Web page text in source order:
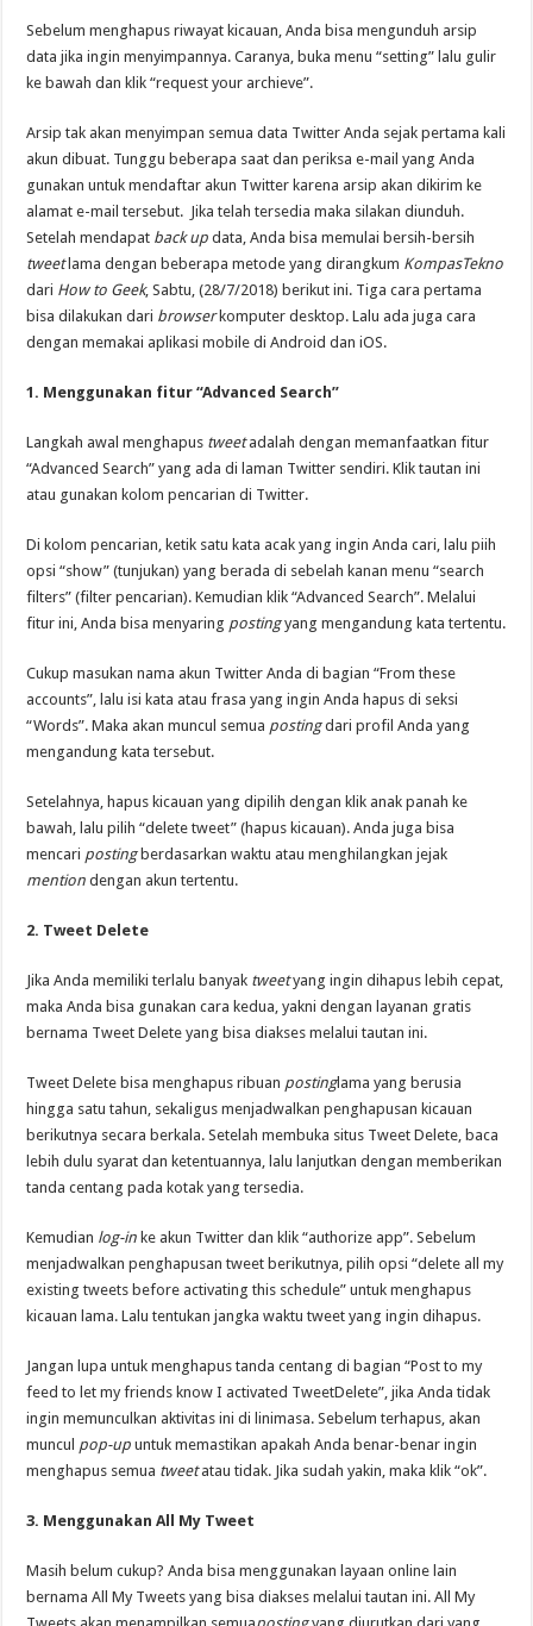
Sebelum menghapus riwayat kicauan, Anda bisa mengunduh arsip
data jika ingin menyimpannya. Caranya, buka menu “setting” lalu gulir
ke bawah dan klik “request your archieve”.
Arsip tak akan menyimpan semua data Twitter Anda sejak pertama kali
akun dibuat. Tunggu beberapa saat dan periksa e-mail yang Anda
gunakan untuk mendaftar akun Twitter karena arsip akan dikirim ke
alamat e-mail tersebut. Jika telah tersedia maka silakan diunduh.
Setelah mendapat back up data, Anda bisa memulai bersih-bersih
tweetlama dengan beberapa metode yang dirangkum KompasTekno
dari How to Geek, Sabtu, (28/7/2018) berikut ini. Tiga cara pertama
bisa dilakukan dari browser komputer desktop. Lalu ada juga cara
dengan memakai aplikasi mobile di Android dan iOS.
1. Menggunakan fitur “Advanced Search”
Langkah awal menghapus tweetadalah dengan memanfaatkan fitur
“Advanced Search” yang ada di laman Twitter sendiri. Klik tautan ini
atau gunakan kolom pencarian di Twitter.
Di kolom pencarian, ketik satu kata acak yang ingin Anda cari, lalu piih
opsi “show” (tunjukan) yang berada di sebelah kanan menu “search
filters” (filter pencarian). Kemudian klik “Advanced Search”. Melalui
fitur ini, Anda bisa menyaring postingyang mengandung kata tertentu.
Cukup masukan nama akun Twitter Anda di bagian “From these
accounts”, lalu isi kata atau frasa yang ingin Anda hapus di seksi
“Words”. Maka akan muncul semua postingdari profil Anda yang
mengandung kata tersebut.
Setelahnya, hapus kicauan yang dipilih dengan klik anak panah ke
bawah, lalu pilih “delete tweet” (hapus kicauan). Anda juga bisa
mencari postingberdasarkan waktu atau menghilangkan jejak
mention dengan akun tertentu.
2. Tweet Delete
Jika Anda memiliki terlalu banyak tweetyang ingin dihapus lebih cepat,
maka Anda bisa gunakan cara kedua, yakni dengan layanan gratis
bernama Tweet Delete yang bisa diakses melalui tautan ini.
Tweet Delete bisa menghapus ribuan postinglama yang berusia
hingga satu tahun, sekaligus menjadwalkan penghapusan kicauan
berikutnya secara berkala. Setelah membuka situs Tweet Delete, baca
lebih dulu syarat dan ketentuannya, lalu lanjutkan dengan memberikan
tanda centang pada kotak yang tersedia.
Kemudian log-in ke akun Twitter dan klik “authorize app”. Sebelum
menjadwalkan penghapusan tweet berikutnya, pilih opsi “delete all my
existing tweets before activating this schedule” untuk menghapus
kicauan lama. Lalu tentukan jangka waktu tweet yang ingin dihapus.
Jangan lupa untuk menghapus tanda centang di bagian “Post to my
feed to let my friends know I activated TweetDelete”, jika Anda tidak
ingin memunculkan aktivitas ini di linimasa. Sebelum terhapus, akan
muncul pop-up untuk memastikan apakah Anda benar-benar ingin
menghapus semua tweetatau tidak. Jika sudah yakin, maka klik “ok”.
3. Menggunakan All My Tweet
Masih belum cukup? Anda bisa menggunakan layaan online lain
bernama All My Tweets yang bisa diakses melalui tautan ini. All My